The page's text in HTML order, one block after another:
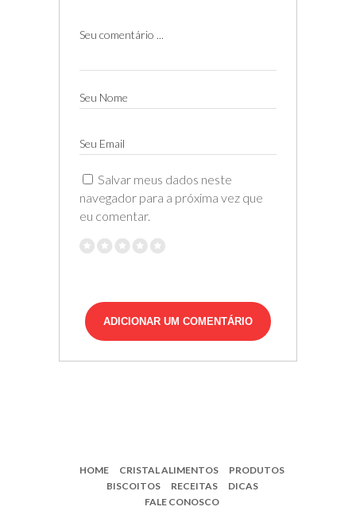
Seu comentário ...
Seu Nome
Seu Email
Salvar meus dados neste
navegador para a próxima vez que
eu comentar.
HOME CRISTAL ALIMENTOS
PRODUTOS
BISCOITOS
RECEITAS
DICAS
FALE CONOSCO